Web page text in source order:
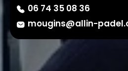
06 74 35 08 36
mougins@allin-